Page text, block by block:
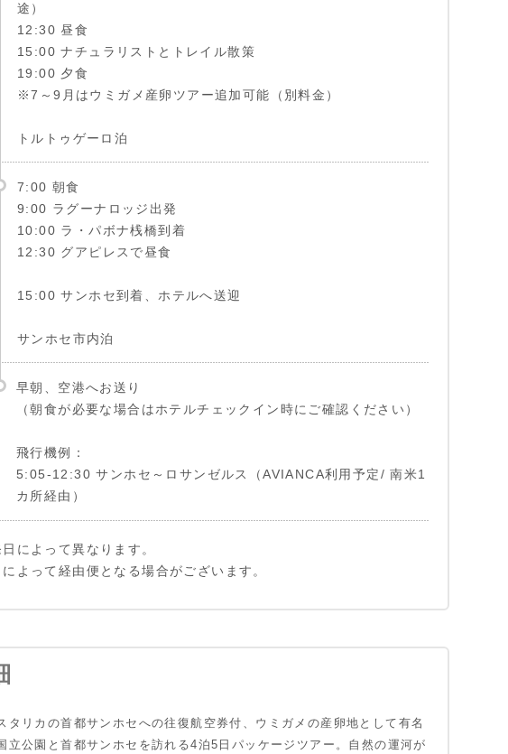
途）
12:30 昼食
15:00 ナチュラリストとトレイル散策
19:00 夕食
※7～9月はウミガメ産卵ツアー追加可能（別料金）
トルトゥゲーロ泊
7:00 朝食
9:00 ラグーナロッジ出発
10:00 ラ・パボナ桟橋到着
12:30 グアピレスで昼食
15:00 サンホセ到着、ホテルへ送迎
サンホセ市内泊
早朝、空港へお送り
（朝食が必要な場合はホテルチェックイン時にご確認ください）
飛行機例：
5:05-12:30 サンホセ～ロサンゼルス（AVIANCA利用予定/ 南米1
カ所経由）
によって異なります。
よって経由便となる場合がございます。
タリカの首都サンホセへの往復航空券付、ウミガメの産卵地として有名
立公園と首都サンホセを訪れる4泊5日パッケージツアー。自然の運河が